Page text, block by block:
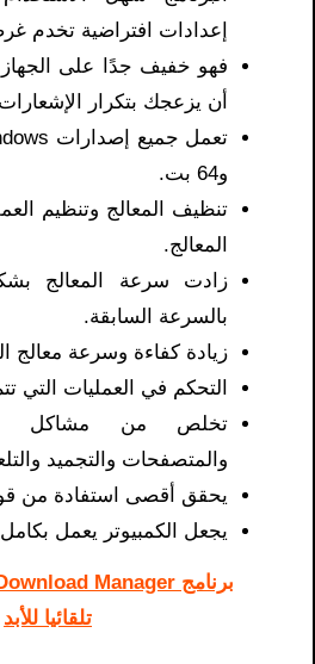
إعدادات افتراضية تخدم
فهو خفيف جدًا على
أن يزعجك بتكرار
و64 بت.
تنظيف المعالج وتنظيم
المعالج.
زادت سرعة المعالج
بالسرعة السابقة.
زيادة كفاءة وسرعة معالج
التحكم في العمليات التي
تخلص من مشاكل
والمتصفحات والتجميد
يحقق أقصى استفادة من قوة
يجعل الكمبيوتر يعمل
تلقائيا للأبد